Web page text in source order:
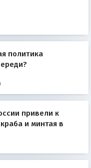
политика
привели к
и минтая в